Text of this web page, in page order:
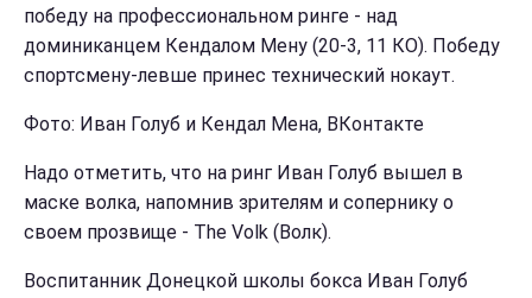
победу на профессиональном ринге - над
доминиканцем Кендалом Мену (20-3, 11 КО). Победу
спортсмену-левше принес технический нокаут.
Фото: Иван Голуб и Кендал Мена, ВКонтакте
Надо отметить, что на ринг Иван Голуб вышел в
маске волка, напомнив зрителям и сопернику о
своем прозвище - The Volk (Волк).
Воспитанник Донецкой школы бокса Иван Голуб